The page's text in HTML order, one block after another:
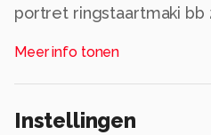
portret ringstaartmaki bb
Meer info tonen
Instellingen